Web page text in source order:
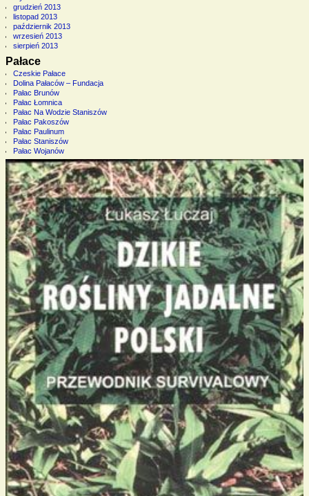
grudzień 2013
listopad 2013
październik 2013
wrzesień 2013
sierpień 2013
Pałace
Czeskie Pałace
Dolina Pałaców – Fundacja
Pałac Brunów
Pałac Łomnica
Pałac Na Wodzie Staniszów
Pałac Pakoszów
Pałac Paulinum
Pałac Staniszów
Pałac Wojanów